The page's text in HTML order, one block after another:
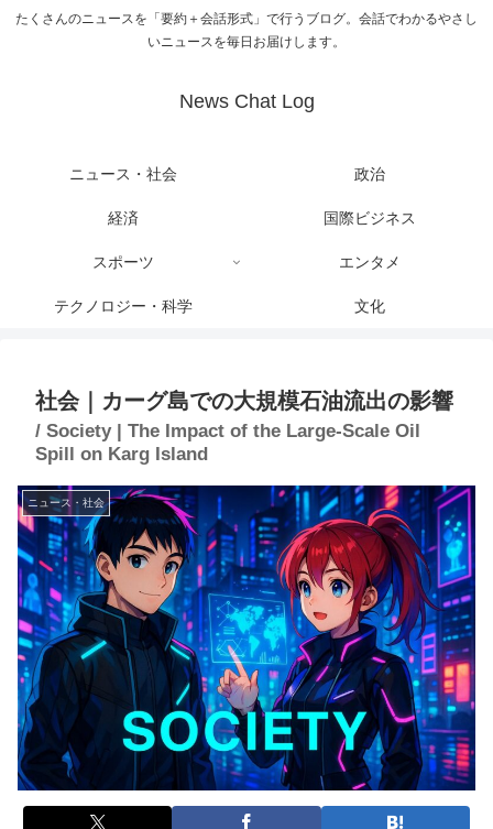
たくさんのニュースを「要約＋会話形式」で行うブログ。会話でわかるやさし
いニュースを毎日お届けします。
News Chat Log
ニュース・社会 政治
経済 国際ビジネス
スポーツ エンタメ
テクノロジー・科学 文化
社会｜カーグ島での大規模石油流出の影響
/ Society | The Impact of the Large-Scale Oil
Spill on Karg Island
ニュース・社会